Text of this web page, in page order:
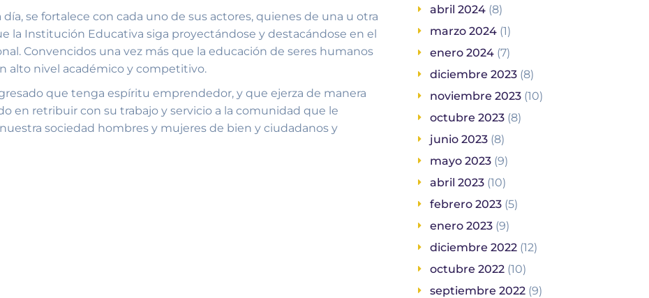
se fortalece con cada uno de sus actores, quienes de una u otra
la Institución Educativa siga proyectándose y destacándose en el
Convencidos una vez más que la educación de seres humanos
alto nivel académico y competitivo.
que tenga espíritu emprendedor, y que ejerza de manera
en retribuir con su trabajo y servicio a la comunidad que le
sociedad hombres y mujeres de bien y ciudadanos y
abril 2024 (8)
marzo 2024 (1)
enero 2024 (7)
diciembre 2023 (8)
noviembre 2023 (10)
octubre 2023 (8)
junio 2023 (8)
mayo 2023 (9)
abril 2023 (10)
febrero 2023 (5)
enero 2023 (9)
diciembre 2022 (12)
octubre 2022 (10)
septiembre 2022 (9)